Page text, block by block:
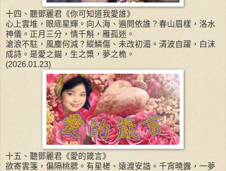
十四、聽鄧麗君《你可知道我愛誰》
心上雲堆，眼底星輝。向人海、遍問依誰？春山眉樣，洛水
神儀。正月三分，情千斛，雁孤迷。
滄浪不駐，風塵何減？縱鱗傷、未改初湄。清波自躍，白沫
成詩。是愛之錨，生之槳，夢之桅。
(2026.01.23)
十五、聽鄧麗君《愛的箴言》
欲寄雲箋，偏隔桃腮。有星槎、遠渡安諧。千宵曉露，一夢